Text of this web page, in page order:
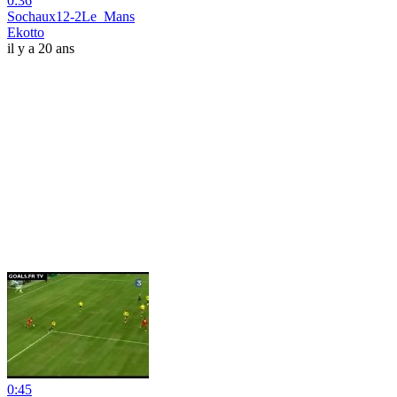
Sochaux12-2Le_Mans
Ekotto
il y a 20 ans
0:45